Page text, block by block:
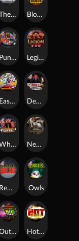
Blood Diamond
Nexus Tombstone RIP
Outsourced: Payday
The Cage
Hot Nudge
Devil's Crossroad
Legion X
Owls
Punk Rocker
East Coast Vs West Coast
Whacked
Remember Gulag